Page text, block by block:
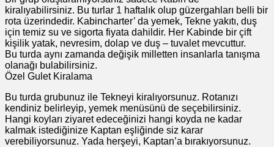
kiralıyabilirsiniz. Bu turlar 1 haftalık olup güzergahları belli bir
rota üzerindedir. Kabincharter’ da yemek, Tekne yakıtı, duş
için temiz su ve sigorta fiyata dahildir. Her Kabinde bir çift
kişilik yatak, nevresim, dolap ve duş – tuvalet mevcuttur.
Bu turda aynı zamanda değişik milletten insanlarla tanışma
olanağı bulabilirsiniz.
Özel Gulet Kiralama
Bu turda grubunuz ile Tekneyi kiralıyorsunuz. Rotanızı
kendiniz belirleyip, yemek menüsünü de seçebilirsiniz.
Hangi koyları ziyaret edeceğinizi hangi koyda ne kadar
kalmak istediğinize Kaptan eşliğinde siz karar
verebiliyorsunuz. Yada herşeyi, Kaptan’a bırakıyorsunuz.